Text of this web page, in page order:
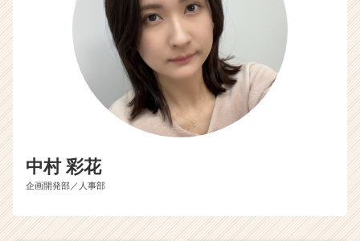
中村 彩花
企画開発部／人事部